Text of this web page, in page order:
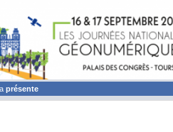
présente